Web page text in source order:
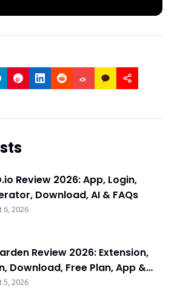
Review 2026: App, Login,
Download, AI & FAQs
6, 2026
Review 2026: Extension,
Download, Free Plan, App &
5, 2026